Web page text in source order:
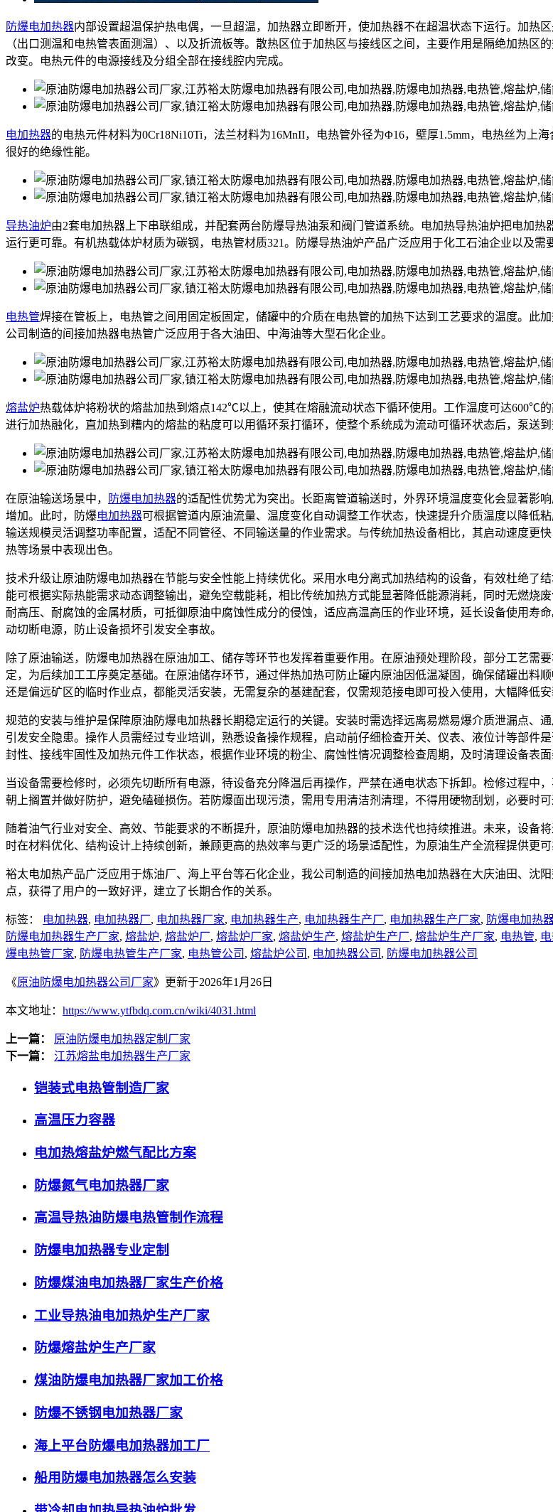
防爆电加热器内部设置超温保护热电偶，一旦超温，加热器立即断开，使加热器不在超温状态下运行。加热
（出口测温和电热管表面测温）、以及折流板等。散热区位于加热区与接线区之间，主要作用是隔绝加热
改变。电热元件的电源接线及分组全部在接线腔内完成。
电加热器的电热元件材料为0Cr18Ni10Ti，法兰材料为16MnII，电热管外径为Φ16，壁厚1.5mm，电热丝为
很好的绝缘性能。
导热油炉由2套电加热器上下串联组成，并配套两台防爆导热油泵和阀门管道系统。电加热导热油炉把电加
运行更可靠。有机热载体炉材质为碳钢，电热管材质321。防爆导热油炉产品广泛应用于化工石油企业以及需
电热管焊接在管板上，电热管之间用固定板固定，储罐中的介质在电热管的加热下达到工艺要求的温度。此
公司制造的间接加热器电热管广泛应用于各大油田、中海油等大型石化企业。
熔盐炉热载体炉将粉状的熔盐加热到熔点142℃以上，使其在熔融流动状态下循环使用。工作温度可达600℃
进行加热融化，直加热到糟内的熔盐的粘度可以用循环泵打循环，使整个系统成为流动可循环状态后，泵送到
在原油输送场景中， 防爆电加热器的适配性优势尤为突出。长距离管道输送时，外界环境温度变化会显著影
增加。此时，防爆电加热器可根据管道内原油流量、温度变化自动调整工作状态，快速提升介质温度以降低
输送规模灵活调整功率配置，适配不同管径、不同输送量的作业需求。与传统加热设备相比，其启动速度更
热等场景中表现出色。
技术升级让原油防爆电加热器在节能与安全性能上持续优化。采用水电分离式加热结构的设备，有效杜绝了
能可根据实际热能需求动态调整输出，避免空载能耗，相比传统加热方式能显著降低能源消耗，同时无燃烧
耐高压、耐腐蚀的金属材质，可抵御原油中腐蚀性成分的侵蚀，适应高温高压的作业环境，延长设备使用寿
动切断电源，防止设备损坏引发安全事故。
除了原油输送，防爆电加热器在原油加工、储存等环节也发挥着重要作用。在原油预处理阶段，部分工艺需
定，为后续加工工序奠定基础。在原油储存环节，通过伴热加热可防止罐内原油因低温凝固，确保储罐出料
还是偏远矿区的临时作业点，都能灵活安装，无需复杂的基建配套，仅需规范接电即可投入使用，大幅降低安
规范的安装与维护是保障原油防爆电加热器长期稳定运行的关键。安装时需选择远离易燃易爆介质泄漏点、
引发安全隐患。操作人员需经过专业培训，熟悉设备操作规程，启动前仔细检查开关、仪表、液位计等部件
封性、接线牢固性及加热元件工作状态，根据作业环境的粉尘、腐蚀性情况调整检查周期，及时清理设备表
当设备需要检修时，必须先切断所有电源，待设备充分降温后再操作，严禁在通电状态下拆卸。检修过程中
朝上搁置并做好防护，避免磕碰损伤。若防爆面出现污渍，需用专用清洁剂清理，不得用硬物刮划，必要时
随着油气行业对安全、高效、节能要求的不断提升，原油防爆电加热器的技术迭代也持续推进。未来，设备
时在材料优化、结构设计上持续创新，兼顾更高的热效率与更广泛的场景适配性，为原油生产全流程提供更
裕太电加热产品广泛应用于炼油厂、海上平台等石化企业，我公司制造的间接加热电加热器在大庆油田、沈
点，获得了用户的一致好评，建立了长期合作的关系。
标签： 电加热器, 电加热器厂, 电加热器厂家, 电加热器生产, 电加热器生产厂, 电加热器生产厂家, 防爆电加热
防爆电加热器生产厂家, 熔盐炉, 熔盐炉厂, 熔盐炉厂家, 熔盐炉生产, 熔盐炉生产厂, 熔盐炉生产厂家, 电热管,
爆电热管厂家, 防爆电热管生产厂家, 电热管公司 , 熔盐炉公司 , 电加热器公司 , 防爆电加热器公司
《原油防爆电加热器公司厂家》更新于2026年1月26日
本文地址： https://www.ytfbdq.com.cn/wiki/4031.html
上一篇：
原油防爆电加热器定制厂家
下一篇：
江苏熔盐电加热器生产厂家
铠装式电热管制造厂家
高温压力容器
电加热熔盐炉燃气配比方案
防爆氮气电加热器厂家
高温导热油防爆电热管制作流程
防爆电加热器专业定制
防爆煤油电加热器厂家生产价格
工业导热油电加热炉生产厂家
防爆熔盐炉生产厂家
煤油防爆电加热器厂家加工价格
防爆不锈钢电加热器厂家
海上平台防爆电加热器加工厂
船用防爆电加热器怎么安装